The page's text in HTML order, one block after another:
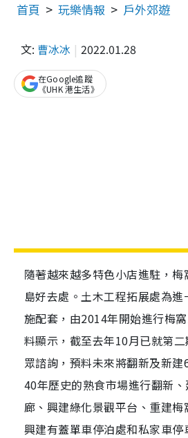
首頁 玩樂情報 戶外郊遊
文: 曹冰冰 2022.01.28
在Google追蹤
《UHK 港生活》
隨著越來越多特色小店進駐，
島好去處。土木工程拓展處為
施配套，由2014年開始進行梅
料顯示，截至去年10月已就第
眾諮詢，預料未來將翻新及新
40年歷史的熟食市場進行翻新
廊、興建綠化景觀平台、重建梅
興建有蓋單車停泊處和私家車